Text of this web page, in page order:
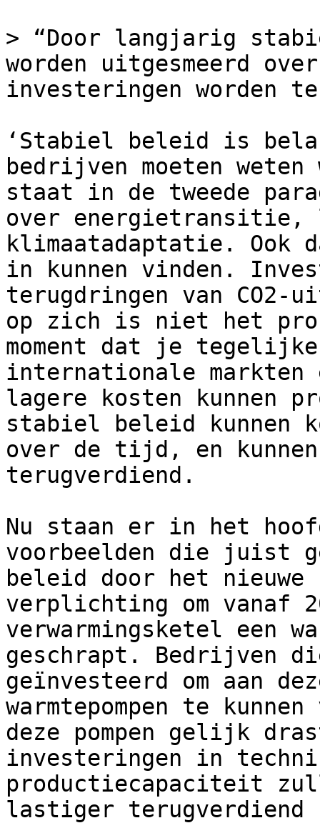
> “Door langjarig
worden uitgesmeerd
investeringen worden
‘Stabiel beleid is
bedrijven moeten
staat in de tweede
over energietransitie,
klimaatadaptatie.
in kunnen vinden.
terugdringen van
op zich is niet het
moment dat je
internationale markten
lagere kosten kunnen
stabiel beleid kunnen
over de tijd, en kunnen
terugverdiend.
Nu staan er in het
voorbeelden die juist
beleid door het
verplichting om vanaf
verwarmingsketel een
geschrapt. Bedrijven
geïnvesteerd om aan
warmtepompen te
deze pompen gelijk
investeringen in
productiecapaciteit
lastiger terugverdiend